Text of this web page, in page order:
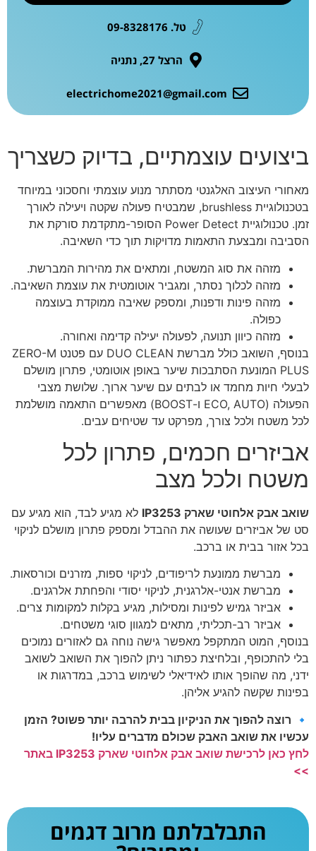
טל. 09-8328176
הרצל 27, נתניה
electrichome2021@gmail.com
ביצועים עוצמתיים, בדיוק כשצריך
מאחורי העיצוב האלגנטי מסתתר מנוע עוצמתי וחסכוני במיוחד
בטכנולוגיית brushless, שמבטיח פעולה שקטה ויעילה לאורך
זמן. טכנולוגיית Power Detect הסופר-מתקדמת סורקת את
הסביבה ומבצעת התאמות מדויקות תוך כדי השאיבה.
מזהה את סוג המשטח, ומתאים את מהירות המברשת.
מזהה לכלוך נסתר, ומגביר אוטומטית את עוצמת השאיבה.
מזהה פינות ודפנות, ומספק שאיבה ממוקדת בעוצמה
כפולה.
מזהה כיוון תנועה, לפעולה יעילה קדימה ואחורה.
בנוסף, השואב כולל מברשת DUO CLEAN עם פטנט ZERO-M
PLUS המונעת הסתבכות שיער באופן אוטומטי, פתרון מושלם
לבעלי חיות מחמד או לבתים עם שיער ארוך. שלושת מצבי
הפעולה (ECO, AUTO ו-BOOST) מאפשרים התאמה מושלמת
לכל משטח ולכל צורך, מפרקט עד שטיחים עבים.
אביזרים חכמים, פתרון לכל
משטח ולכל מצב
שואב אבק אלחוטי שארק IP3253
לא מגיע לבד, הוא מגיע עם
סט של אביזרים שעושה את ההבדל ומספק פתרון מושלם לניקוי
בכל אזור בבית או ברכב.
מברשת ממונעת לריפודים, לניקוי ספות, מזרנים וכורסאות.
מברשת אנטי-אלרגנית, לניקוי יסודי והפחתת אלרגנים.
אביזר גמיש לפינות ומסילות, מגיע בקלות למקומות צרים.
אביזר רב-תכליתי, מתאים למגוון סוגי משטחים.
בנוסף, המוט המתקפל מאפשר גישה נוחה גם לאזורים נמוכים
בלי להתכופף, ובלחיצת כפתור ניתן להפוך את השואב לשואב
ידני, מה שהופך אותו לאידיאלי לשימוש ברכב, במדרגות או
בפינות שקשה להגיע אליהן.
🔹 רוצה להפוך את הניקיון בבית להרבה יותר פשוט? הזמן
עכשיו את שואב האבק שכולם מדברים עליו!
לחץ כאן לרכישת שואב אבק אלחוטי שארק IP3253 באתר
>>
התבלבלתם מרוב דגמים